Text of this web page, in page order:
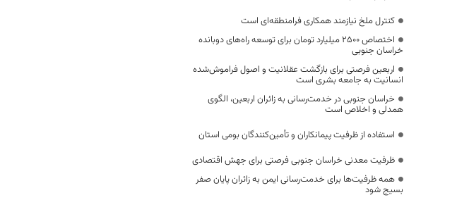
کنترل ملخ نیازمند همکاری فرامنطقه‌ای است
اختصاص 2500 میلیارد تومان برای توسعه راه‌های دوبانده
خراسان جنوبی
اربعین فرصتی برای بازگشت عقلانیت و اصول فراموش‌شده
انسانیت به جامعه بشری است
خراسان جنوبی در خدمت‌رسانی به زائران اربعین، الگوی
همدلی و اخلاص است
استفاده از ظرفیت پیمانکاران و تأمین‌کنندگان بومی استان
ظرفیت معدنی خراسان جنوبی فرصتی برای جهش اقتصادی
همه ظرفیت‌ها برای خدمت‌رسانی ایمن به زائران پایان صفر
بسیج شود